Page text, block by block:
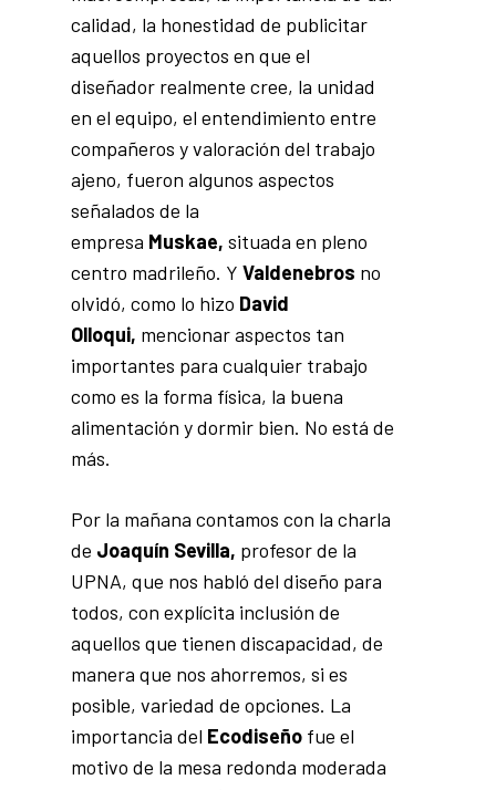
calidad, la honestidad de publicitar
aquellos proyectos en que el
diseñador realmente cree, la unidad
en el equipo, el entendimiento entre
compañeros y valoración del trabajo
ajeno, fueron algunos aspectos
señalados de la
empresa Muskae, situada en pleno
centro madrileño. YValdenebros no
olvidó, como lo hizo David
Olloqui, mencionar aspectos tan
importantes para cualquier trabajo
como es la forma física, la buena
alimentación y dormir bien. No está de
más.
Por la mañana contamos con la charla
de Joaquín Sevilla, profesor de la
UPNA, que nos habló del diseño para
todos, con explícita inclusión de
aquellos que tienen discapacidad, de
manera que nos ahorremos, si es
posible, variedad de opciones. La
importancia del Ecodiseño fue el
motivo de la mesa redonda moderada